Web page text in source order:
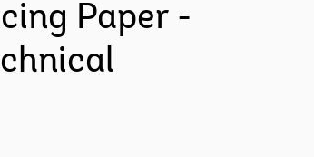
Paper -